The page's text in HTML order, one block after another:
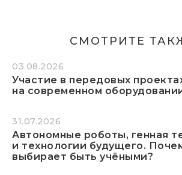
СМОТРИТЕ
03.08.2026
Участие в передовых
на современном
31.07.2026
Автономные роботы, генная
и технологии будущего.
выбирает быть учёными?